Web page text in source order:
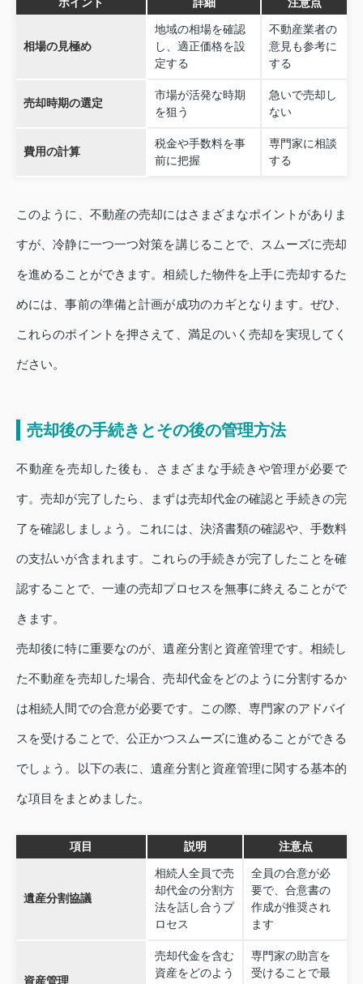
相場の見極め
地域の相場を確認
し、適正価格を設
定する
不動産業者の
意見も参考に
する
売却時期の選定
市場が活発な時期
を狙う
急いで売却し
ない
費用の計算
税金や手数料を事
前に把握
専門家に相談
する
このように、不動産の売却にはさまざまなポイントがありま
すが、冷静に一つ一つ対策を講じることで、スムーズに売却
を進めることができます。相続した物件を上手に売却するた
めには、事前の準備と計画が成功のカギとなります。ぜひ、
これらのポイントを押さえて、満足のいく売却を実現してく
ださい。
売却後の手続きとその後の管理方法
不動産を売却した後も、さまざまな手続きや管理が必要で
す。売却が完了したら、まずは売却代金の確認と手続きの完
了を確認しましょう。これには、決済書類の確認や、手数料
の支払いが含まれます。これらの手続きが完了したことを確
認することで、一連の売却プロセスを無事に終えることがで
きます。
売却後に特に重要なのが、遺産分割と資産管理です。相続し
た不動産を売却した場合、売却代金をどのように分割するか
は相続人間での合意が必要です。この際、専門家のアドバイ
スを受けることで、公正かつスムーズに進めることができる
でしょう。以下の表に、遺産分割と資産管理に関する基本的
な項目をまとめました。
項目 説明 注意点
遺産分割協議
相続人全員で売
却代金の分割方
法を話し合うプ
ロセス
全員の合意が必
要で、合意書の
作成が推奨され
ます
資産管理
売却代金を含む
資産をどのよう
専門家の助言を
受けることで最